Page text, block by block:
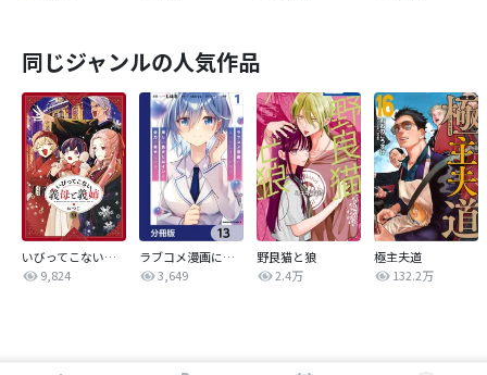
同じジャンルの人気作品
いびってこない義母と義姉
9,824
ラブコメ漫画に入ってしまったので、推しの負けヒロインを全力で幸せにする【分冊版】
3,649
野良猫と狼
2.4万
極主夫道
132.2万